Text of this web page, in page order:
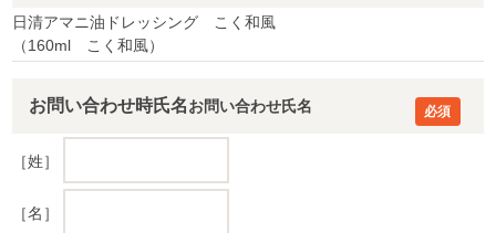
日清アマニ油ドレッシング こく和風
（160ml こく和風）
お問い合わせ時氏名
［姓］
［名］